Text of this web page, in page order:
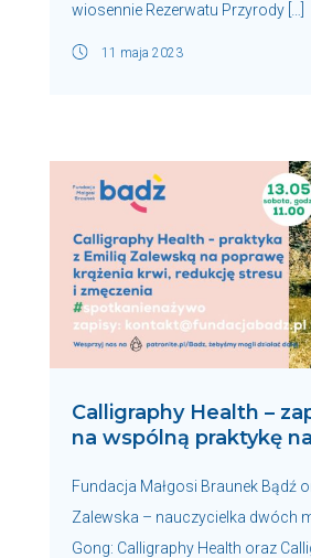
wiosennie Rezerwatu Przyrody […]
11 maja 2023
Calligraphy Health –
na wspólną praktykę
Fundacja Małgosi Braunek Bądź
Zalewska – nauczycielka dwóch
Gong: Calligraphy Health oraz